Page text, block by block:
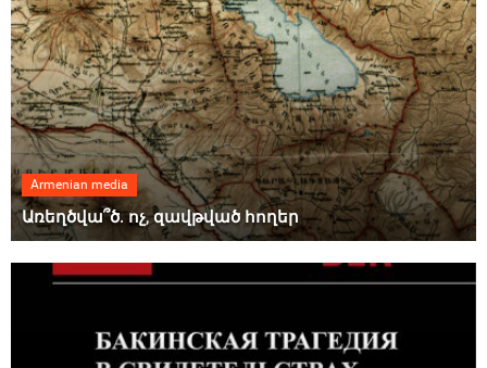
Armenian media
Առեղծվա՞ծ. ոչ, զավթված հողեր